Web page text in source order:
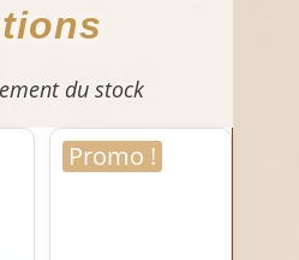
du stock
Promo !